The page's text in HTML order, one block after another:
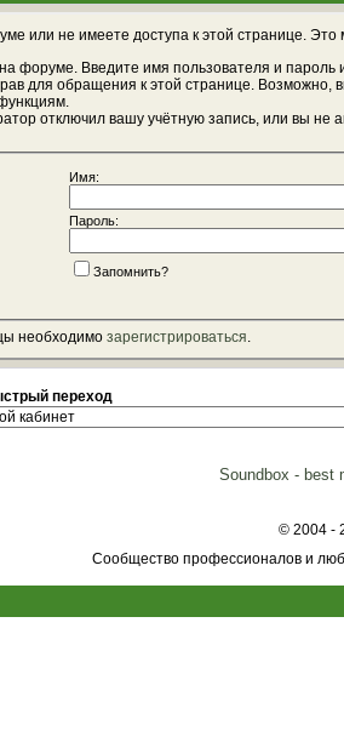
или не имеете доступа к этой странице. Это
форуме. Введите имя пользователя и пароль
для обращения к этой странице. Возможно,
отключил вашу учётную запись, или вы не
Имя:
Пароль:
Запомнить?
необходимо зарегистрироваться.
переход
Soundbox - best
© 2004 -
Сообщество профессионалов и